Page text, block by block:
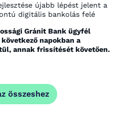
újabb lépést jelent a
digitális bankolás felé
Gránit Bank ügyfél
napokban a
annak frissítését követően.
összeshez